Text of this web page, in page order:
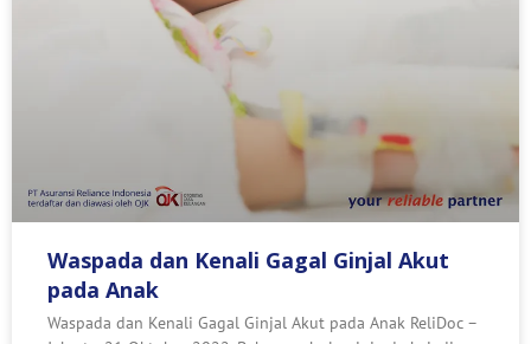
Waspada dan Kenali Gagal Ginjal Akut
pada Anak
Waspada dan Kenali Gagal Ginjal Akut pada Anak ReliDoc –